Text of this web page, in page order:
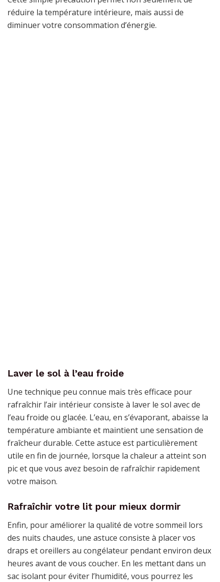
réduire la température intérieure, mais aussi de
diminuer votre consommation d’énergie.
Laver le sol à l’eau froide
Une technique peu connue mais très efficace pour
rafraîchir l’air intérieur consiste à laver le sol avec de
l’eau froide ou glacée. L’eau, en s’évaporant, abaisse la
température ambiante et maintient une sensation de
fraîcheur durable. Cette astuce est particulièrement
utile en fin de journée, lorsque la chaleur a atteint son
pic et que vous avez besoin de rafraîchir rapidement
votre maison.
Rafraîchir votre lit pour mieux dormir
Enfin, pour améliorer la qualité de votre sommeil lors
des nuits chaudes, une astuce consiste à placer vos
draps et oreillers au congélateur pendant environ deux
heures avant de vous coucher. En les mettant dans un
sac isolant pour éviter l’humidité, vous pourrez les